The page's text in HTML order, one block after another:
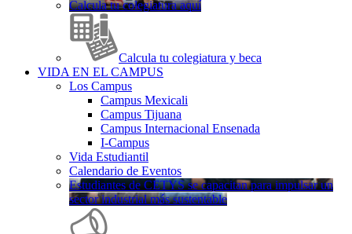
Calcula tu colegiatura aquí
Calcula tu colegiatura y beca
VIDA EN EL CAMPUS
Los Campus
Campus Mexicali
Campus Tijuana
Campus Internacional Ensenada
I-Campus
Vida Estudiantil
Calendario de Eventos
Estudiantes de CETYS se capacitan para impulsar un
sector industrial más sustentable